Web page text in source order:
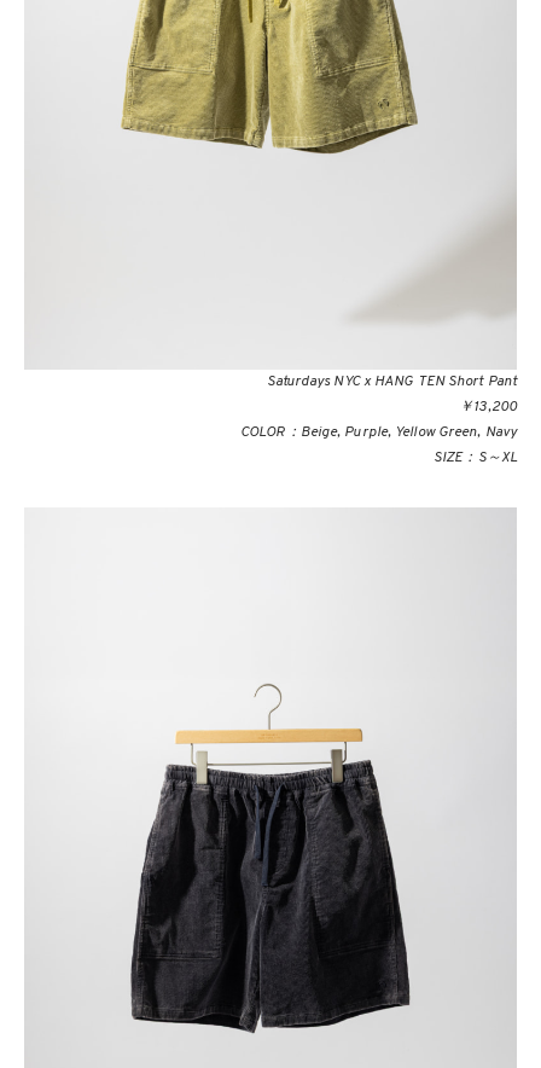
Saturdays NYC x HANG TEN Short Pant
￥13,200
COLOR：Beige, Purple, Yellow Green, Navy
SIZE：S～XL